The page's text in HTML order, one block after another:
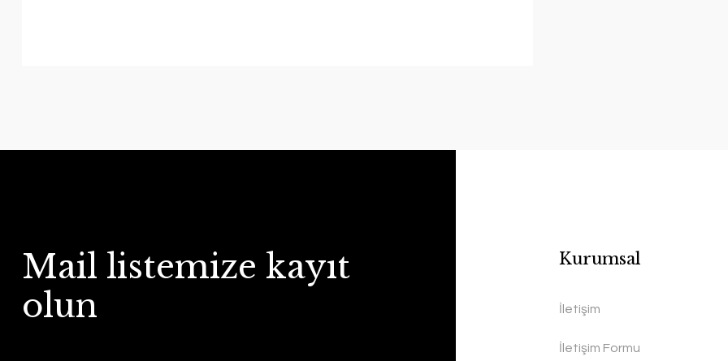
Mail listemize kayıt
olun
Kurumsal
İletişim
İletişim Formu